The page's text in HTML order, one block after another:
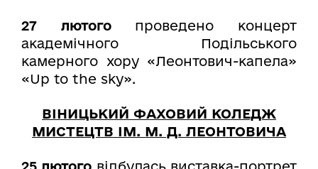
27 лютого проведено
концерт
академічного Подільського
камерного хору «Леонтович-капела»
«Up to the sky».
ВІНИЦЬКИЙ ФАХОВИЙ КОЛЕДЖ
МИСТЕЦТВ ІМ. М. Д. ЛЕОНТОВИЧА